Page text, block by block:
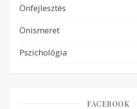
Önfejlesztés
Önismeret
Pszichológia
FACEBOOK